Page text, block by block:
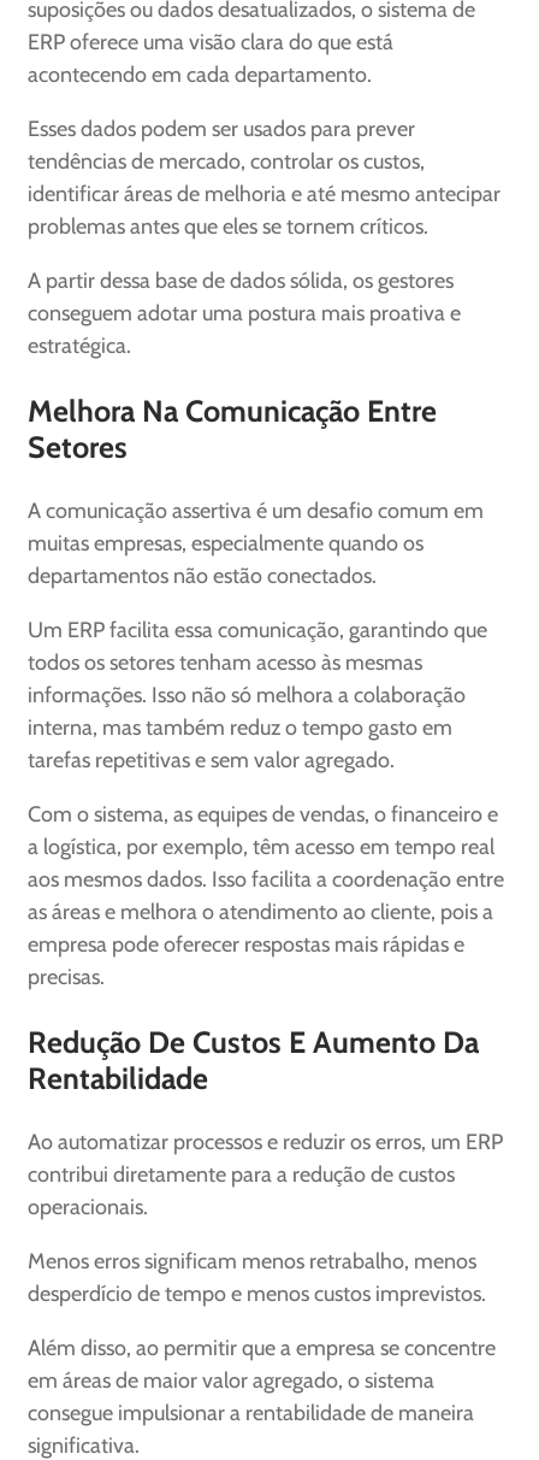
suposições ou dados desatualizados, o sistema de
ERP oferece uma visão clara do que está
acontecendo em cada departamento.
Esses dados podem ser usados para prever
tendências de mercado, controlar os custos,
identificar áreas de melhoria e até mesmo antecipar
problemas antes que eles se tornem críticos.
A partir dessa base de dados sólida, os gestores
conseguem adotar uma postura mais proativa e
estratégica.
Melhora Na Comunicação Entre
Setores
A comunicação assertiva é um desafio comum em
muitas empresas, especialmente quando os
departamentos não estão conectados.
Um ERP facilita essa comunicação, garantindo que
todos os setores tenham acesso às mesmas
informações. Isso não só melhora a colaboração
interna, mas também reduz o tempo gasto em
tarefas repetitivas e sem valor agregado.
Com o sistema, as equipes de vendas, o financeiro e
a logística, por exemplo, têm acesso em tempo real
aos mesmos dados. Isso facilita a coordenação entre
as áreas e melhora o atendimento ao cliente, pois a
empresa pode oferecer respostas mais rápidas e
precisas.
Redução De Custos E Aumento Da
Rentabilidade
Ao automatizar processos e reduzir os erros, um ERP
contribui diretamente para a redução de custos
operacionais.
Menos erros significam menos retrabalho, menos
desperdício de tempo e menos custos imprevistos.
Além disso, ao permitir que a empresa se concentre
em áreas de maior valor agregado, o sistema
consegue impulsionar a rentabilidade de maneira
significativa.